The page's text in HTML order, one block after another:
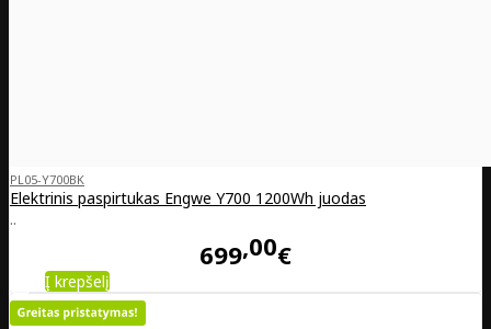
PL05-Y700BK
Elektrinis paspirtukas Engwe Y700 1200Wh juodas
..
699 00€
Į krepšelį